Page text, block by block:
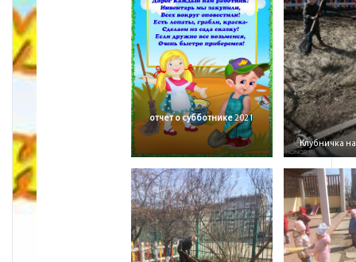
отчет о субботнике2021
Клубничка